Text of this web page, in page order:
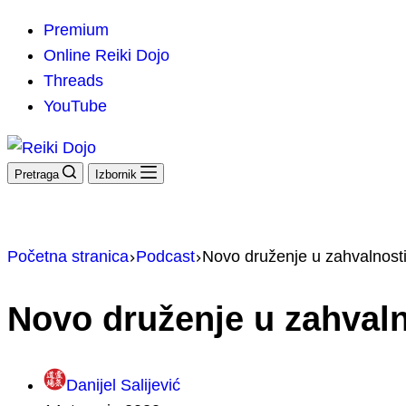
Premium
Online Reiki Dojo
Threads
YouTube
Pretraga Izbornik
Početna stranica Podcast Novo druženje u zahvalnosti
Novo druženje u
Danijel Salijević